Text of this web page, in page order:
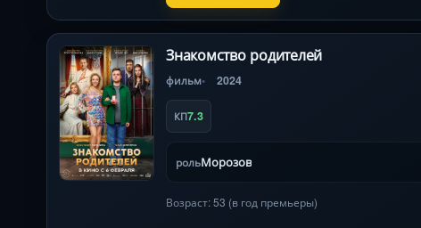
Знакомство родителей
фильм 2024
КП7.3
рольМорозов
Возраст: 53 (в год премьеры)